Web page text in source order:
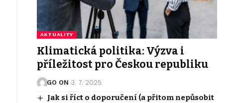
AKTUALITY
Klimatická politika: Výzva i
příležitost pro Českou republiku
GO ON 3. 7. 2025
Jak si říct o doporučení (a přitom nepůsobit